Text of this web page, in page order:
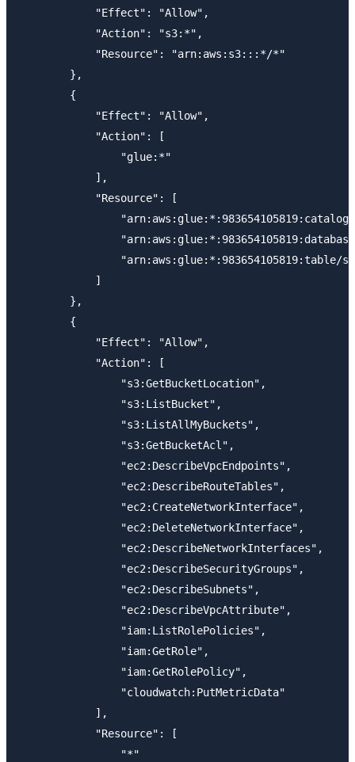
            "Effect": "Allow",
            "Action": "s3:*",
            "Resource": "arn:aws:s3:::*/*"
        },
        {
            "Effect": "Allow",
            "Action": [
                "glue:*"
            ],
            "Resource": [
"arn:aws:glue:*:983654105819:table/
            ]
        },
        {
            "Effect": "Allow",
            "Action": [
                "s3:GetBucketLocation",
                "s3:ListBucket",
                "s3:ListAllMyBuckets",
                "s3:GetBucketAcl",
                "ec2:DescribeVpcEndpoints",
                "ec2:DescribeRouteTables",
                "ec2:CreateNetworkInterface",
                "ec2:DeleteNetworkInterface",
                "ec2:DescribeNetworkInterfaces",
                "ec2:DescribeSecurityGroups",
                "ec2:DescribeSubnets",
                "ec2:DescribeVpcAttribute",
                "iam:ListRolePolicies",
                "iam:GetRole",
                "iam:GetRolePolicy",
                "cloudwatch:PutMetricData"
            ],
            "Resource": [
                "*"